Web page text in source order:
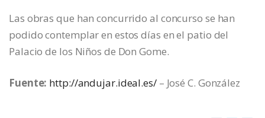
Las obras que han concurrido al concurso se han
podido contemplar en estos días en el patio del
Palacio de los Niños de Don Gome.
Fuente: http://andujar.ideal.es/– José C. González